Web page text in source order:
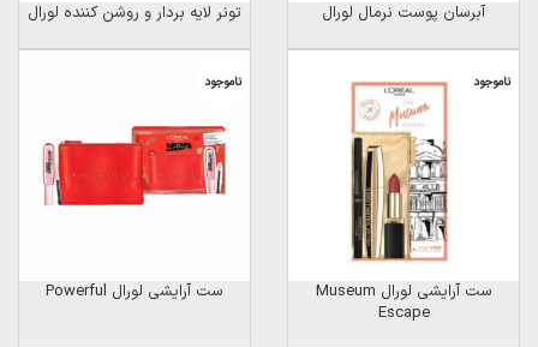
آبرسان پوست نرمال لورال تونر لایه بردار و روشن کننده لورال
ناموجود
ست آرایشی لورال Museum
Escape
ناموجود
ست آرایشی لورال Powerful